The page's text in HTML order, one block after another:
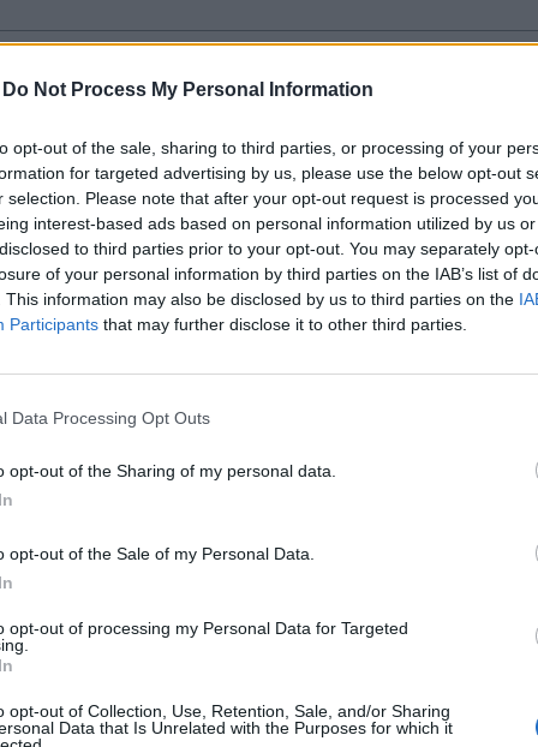
Do Not Process My Personal Information
opt-out of the sale, sharing to third parties, or processing of your
for targeted advertising by us, please use the below opt-out
selection. Please note that after your opt-out request is processed
interest-based ads based on personal information utilized by us
to third parties prior to your opt-out. You may separately
of your personal information by third parties on the IAB’s list of
This information may also be disclosed by us to third parties on the
Participants that may further disclose it to other third parties.
Data Processing Opt Outs
opt-out of the Sharing of my personal data.
opt-out of the Sale of my Personal Data.
opt-out of processing my Personal Data for Targeted
opt-out of Collection, Use, Retention, Sale, and/or Sharing
Data that Is Unrelated with the Purposes for which it
környezetben élénkülő ingatlanpiac kedvez a
aktivitást jelent nekik, valamint a múlt örökségein is
esetén azonban felmerül annak kockázata,
is megfinanszíroznak, melyek esetében
a bank középtávon akár veszteséget is szenvedhet
ilyen összefonódása makroszinten is
meg a körülmények és a célok. Merre tart a magyar
és jelentkezésÍrásunkban - amely a Magyar
portfolio.hu hírarchívumához tartozik, melynek olvasása
tartalmazza:
elmúlt 2 év napon belüli